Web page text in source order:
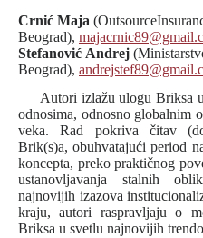
Crnić Maja
Beograd),
Stefanović Andrej
Beograd),
Autori izlažu ulogu Briksa
odnosima, odnosno globalnim
veka. Rad pokriva čitav
Brik(s)a, obuhvatajući period
koncepta, preko praktičnog
ustanovljavanja stalnih
najnovijih izazova
kraju, autori raspravljaju o
Briksa u svetlu najnovijih